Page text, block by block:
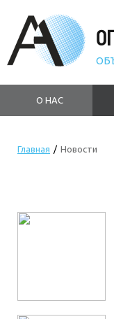
О НАС
Главная / Новости